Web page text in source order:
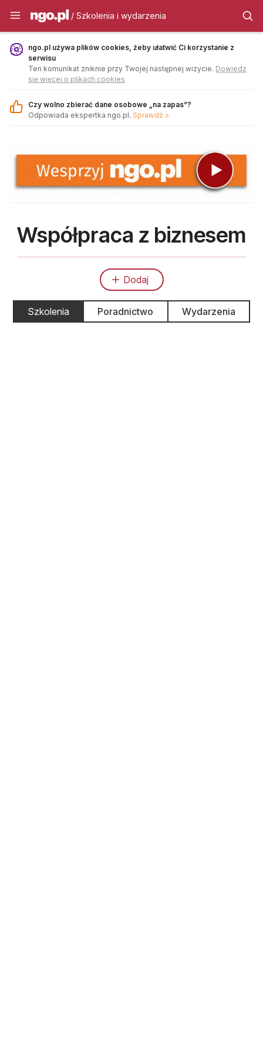
Szkolenia i wydarzenia - ngo.pl
/ Szkolenia i wydarzenia
ngo.pl używa plików cookies, żeby ułatwić Ci korzystanie z
serwisu
Ten komunikat zniknie przy Twojej następnej wizycie. Dowiedz
się więcej o plikach cookies
Czy wolno zbierać dane osobowe „na zapas”?
Odpowiada ekspertka ngo.pl. Sprawdź >
Współpraca z biznesem
Dodaj
Szkolenia Poradnictwo Wydarzenia